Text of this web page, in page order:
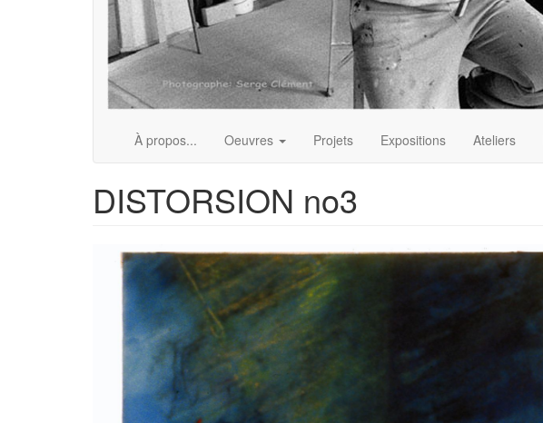
À propos... Oeuvres Projets Expositions Ateliers
DISTORSION no3